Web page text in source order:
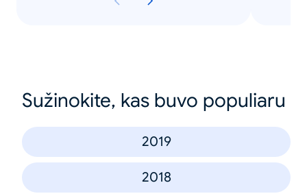
Sužinokite, kas buvo populiaru
2019
2018